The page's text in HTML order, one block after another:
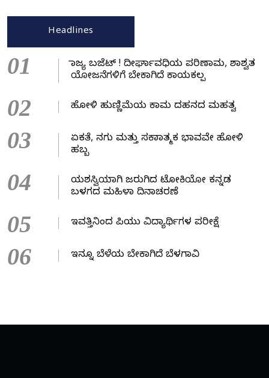
Headlines
01
ರಾಜ್ಯ ಬಜೆಟ್ ! ದೀರ್ಘಾವಧಿಯ ಪರಿಣಾಮ, ಶಾಶ್ವತ
ಯೋಜನೆಗಳಿಗೆ ಬೇಕಾಗಿದೆ ಕಾಯಕಲ್ಪ
02 ಹೋಳಿ ಹುಣ್ಣಿಮೆಯ ಕಾಮ ದಹನದ ಮಹತ್ವ
03
ಏಕತೆ, ನಗು ಮತ್ತು ಸಕಾರಾತ್ಮಕ ಭಾವವೇ ಹೋಳಿ
ಹಬ್ಬ
04
ಯಶಸ್ವಿಯಾಗಿ ಜರುಗಿದ ಟೋಕಿಯೋ ಕನ್ನಡ
ಬಳಗದ ಮಹಿಳಾ ದಿನಾಚರಣೆ
05 ಇವತ್ತಿನಿಂದ ಪಿಯು ವಿದ್ಯಾರ್ಥಿಗಳ ಪರೀಕ್ಷೆ
06 ಇನ್ನೂ ಬೆಳೆಯ ಬೇಕಾಗಿದೆ ಬೆಳಗಾವಿ